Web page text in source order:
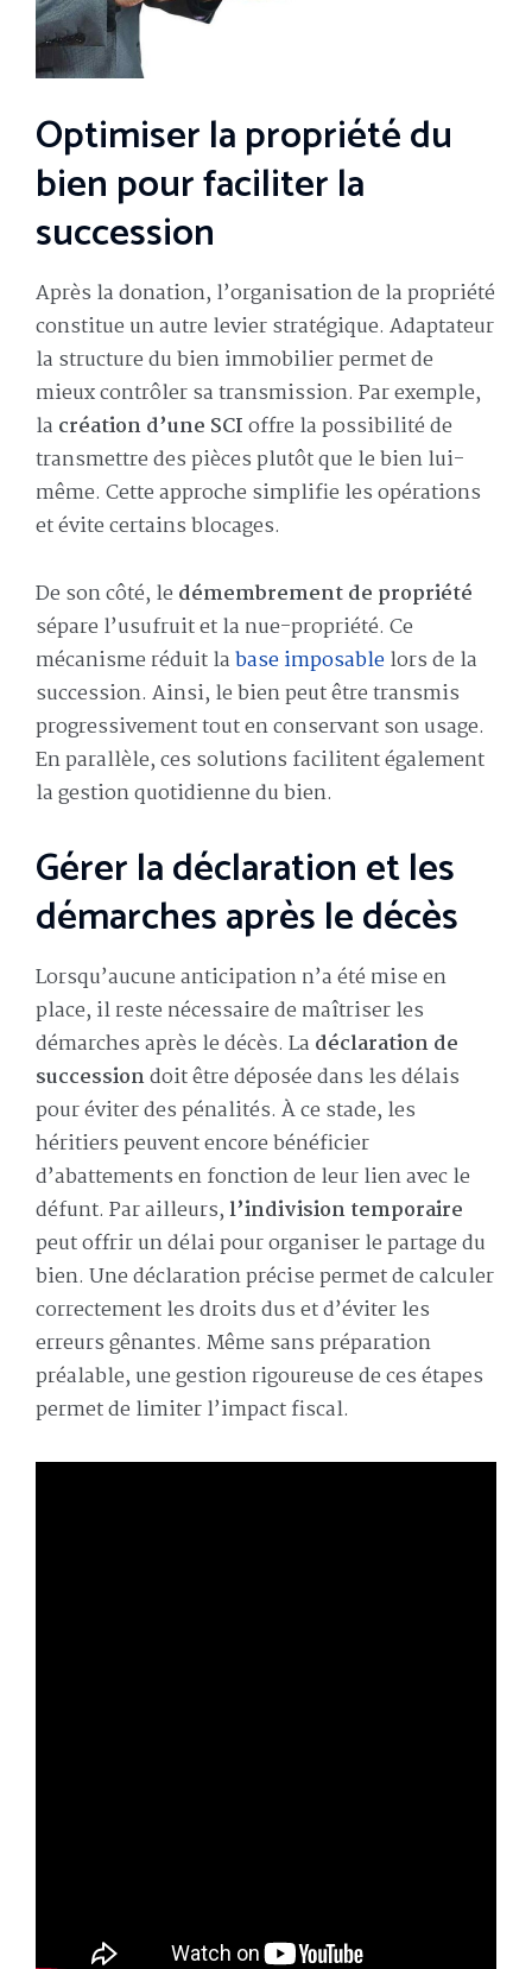
Optimiser la propriété du
bien pour faciliter la
succession
Après la donation, l’organisation de la propriété
constitue un autre levier stratégique. Adaptateur
la structure du bien immobilier permet de
mieux contrôler sa transmission. Par exemple,
la création d’une SCIoffre la possibilité de
transmettre des pièces plutôt que le bien lui-
même. Cette approche simplifie les opérations
et évite certains blocages.
De son côté, le démembrement de propriété
sépare l’usufruit et la nue-propriété. Ce
mécanisme réduit labase imposablelors de la
succession. Ainsi, le bien peut être transmis
progressivement tout en conservant son usage.
En parallèle, ces solutions facilitent également
la gestion quotidienne du bien.
Gérer la déclaration et les
démarches après le décès
Lorsqu’aucune anticipation n’a été mise en
place, il reste nécessaire de maîtriser les
démarches après le décès. La déclaration de
successiondoit être déposée dans les délais
pour éviter des pénalités. À ce stade, les
héritiers peuvent encore bénéficier
d’abattements en fonction de leur lien avec le
défunt. Par ailleurs,l’indivision temporaire
peut offrir un délai pour organiser le partage du
bien. Une déclaration précise permet de calculer
correctement les droits dus et d’éviter les
erreurs gênantes. Même sans préparation
préalable, une gestion rigoureuse de ces étapes
permet de limiter l’impact fiscal.